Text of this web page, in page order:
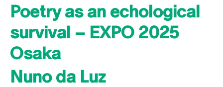
Poetry as an echological
survival – EXPO 2025
Osaka
Nuno da Luz